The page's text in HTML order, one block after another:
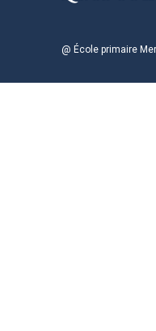
@ École primaire